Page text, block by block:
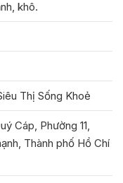
khô.
Thị Sống Khoẻ
Cáp, Phường 11,
Thành phố Hồ Chí